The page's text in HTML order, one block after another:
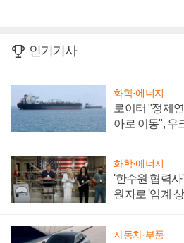
인기기사
화학·에너지
로이터 "정제
아로 이동", 우
화학·에너지
'한수원 협력
원자로 '임계
자동차·부품